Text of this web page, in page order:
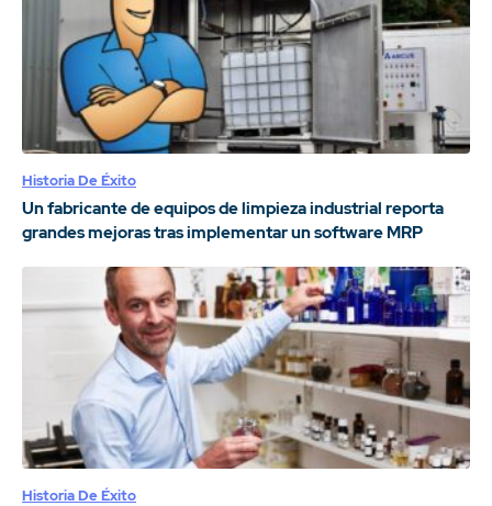
Historia De Éxito
Un fabricante de equipos de limpieza industrial reporta
grandes mejoras tras implementar un software MRP
Historia De Éxito